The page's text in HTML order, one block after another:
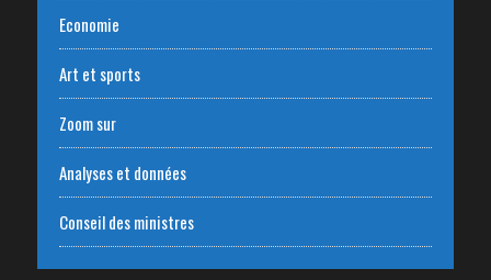
Economie
Art et sports
Zoom sur
Analyses et données
Conseil des ministres